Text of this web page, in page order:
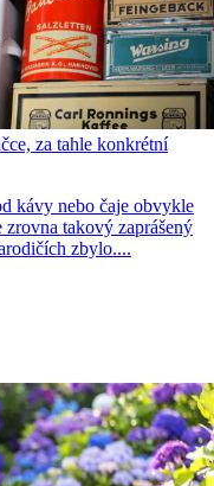
za tahle konkrétní
kávy nebo čaje obvykle
takový zaprášený
zbylo....